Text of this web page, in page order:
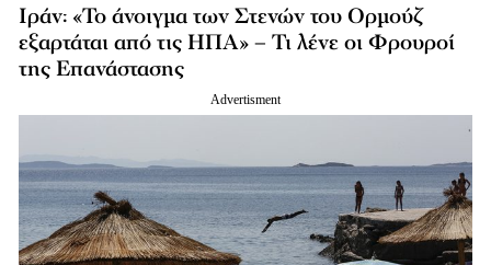
Ιράν: «Το άνοιγμα των Στενών του Ορμούζ
εξαρτάται από τις ΗΠΑ» – Τι λένε οι Φρουροί
της Επανάστασης